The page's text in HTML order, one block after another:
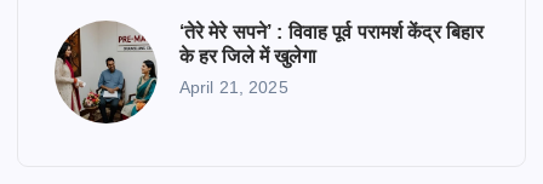
‘तेरे मेरे सपने’ : विवाह पूर्व परामर्श केंद्र बिहार
के हर जिले में खुलेगा
April 21, 2025